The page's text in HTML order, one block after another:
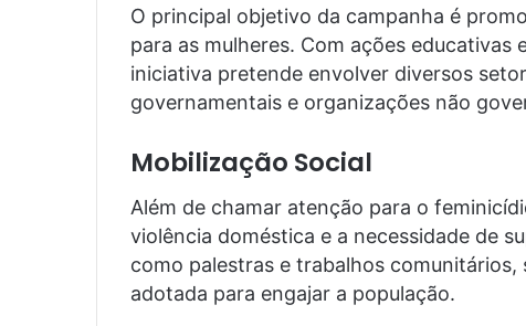
O principal objetivo da campanha é
para as mulheres. Com ações educativas
iniciativa pretende envolver diversos
governamentais e organizações não
Mobilização Social
Além de chamar atenção para o
violência doméstica e a necessidade de
como palestras e trabalhos
adotada para engajar a população.